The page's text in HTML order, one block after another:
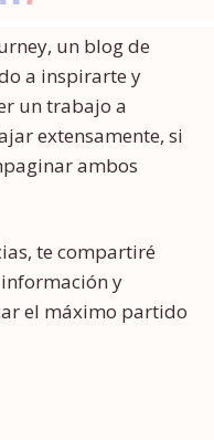
un blog de
a inspirarte y
un trabajo a
extensamente, si
ambos
te compartiré
y
el máximo partido